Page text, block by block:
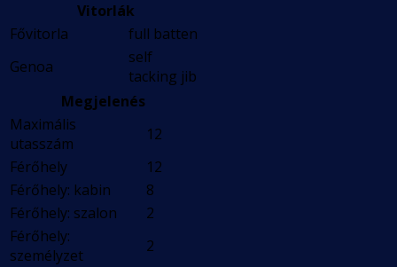
Vitorlák
Fővitorla
full batten
Genoa
self
tacking jib
Megjelenés
Maximális
utasszám
12
Férőhely
12
Férőhely: kabin
8
Férőhely: szalon
2
Férőhely:
személyzet
2